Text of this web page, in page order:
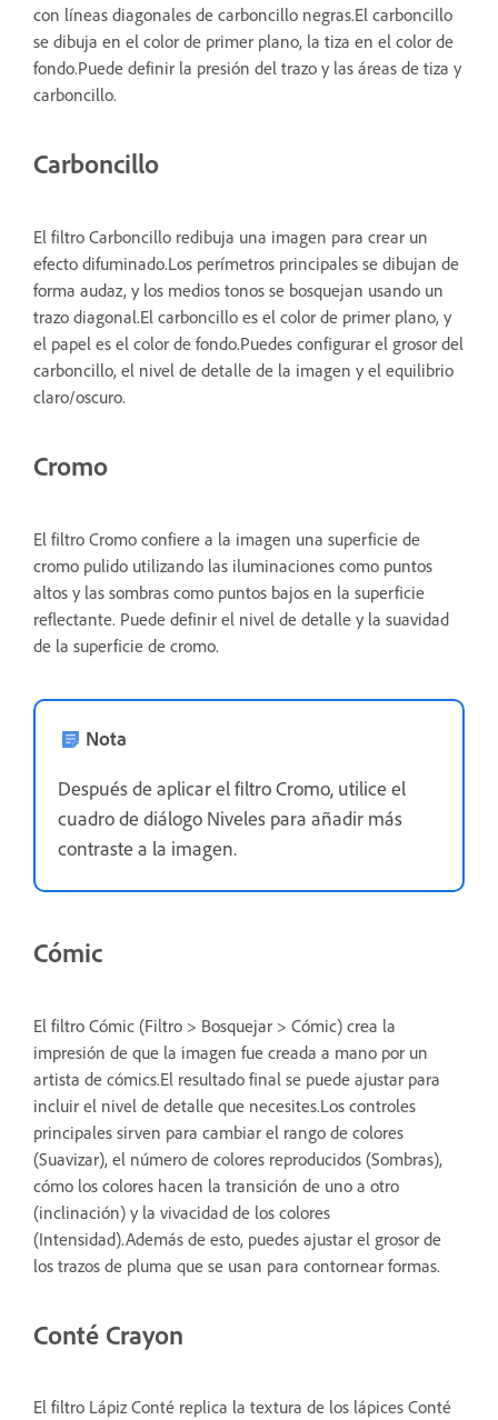
con líneas diagonales de carboncillo negras.El carboncillo
se dibuja en el color de primer plano, la tiza en el color de
fondo.Puede definir la presión del trazo y las áreas de tiza y
carboncillo.
Carboncillo
El filtro Carboncillo redibuja una imagen para crear un
efecto difuminado.Los perímetros principales se dibujan de
forma audaz, y los medios tonos se bosquejan usando un
trazo diagonal.El carboncillo es el color de primer plano, y
el papel es el color de fondo.Puedes configurar el grosor del
carboncillo, el nivel de detalle de la imagen y el equilibrio
claro/oscuro.
Cromo
El filtro Cromo confiere a la imagen una superficie de
cromo pulido utilizando las iluminaciones como puntos
altos y las sombras como puntos bajos en la superficie
reflectante. Puede definir el nivel de detalle y la suavidad
de la superficie de cromo.
Nota
Después de aplicar el filtro Cromo, utilice el
cuadro de diálogo Niveles para añadir más
contraste a la imagen.
Cómic
El filtro Cómic (Filtro > Bosquejar > Cómic) crea la
impresión de que la imagen fue creada a mano por un
artista de cómics.El resultado final se puede ajustar para
incluir el nivel de detalle que necesites.Los controles
principales sirven para cambiar el rango de colores
(Suavizar), el número de colores reproducidos (Sombras),
cómo los colores hacen la transición de uno a otro
(inclinación) y la vivacidad de los colores
(Intensidad).Además de esto, puedes ajustar el grosor de
los trazos de pluma que se usan para contornear formas.
Conté Crayon
El filtro Lápiz Conté replica la textura de los lápices Conté